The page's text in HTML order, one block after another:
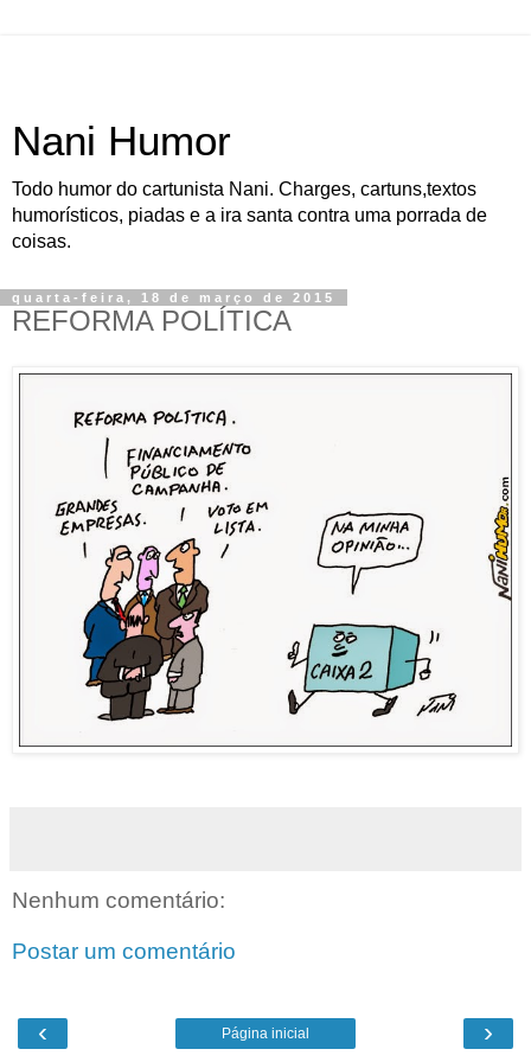
Nani Humor
Todo humor do cartunista Nani. Charges, cartuns,textos
humorísticos, piadas e a ira santa contra uma porrada de
coisas.
quarta-feira, 18 de março de 2015
REFORMA POLÍTICA
Nenhum comentário:
Postar um comentário
‹ ›
Página inicial